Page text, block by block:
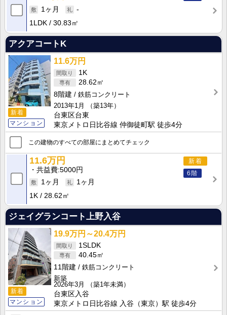
1ヶ月
-
1LDK
30.83㎡
アクアコートK
新着
マンション
11.6万円
1K
28.62㎡
8階建
鉄筋コンクリート
2013年1月
（築13年）
台東区台東
東京メトロ日比谷線 仲御徒町駅 徒歩4分
この建物のすべての部屋にまとめてチェック
新着
6階
11.6万円
共益費 5000円
1ヶ月
1ヶ月
1K
28.62㎡
ジェイグランコート上野入谷
新着
マンション
19.9万円～20.4万円
1SLDK
40.45㎡
11階建
鉄筋コンクリート
新築
2026年3月
（築1年未満）
台東区入谷
東京メトロ日比谷線 入谷（東京）駅 徒歩4分